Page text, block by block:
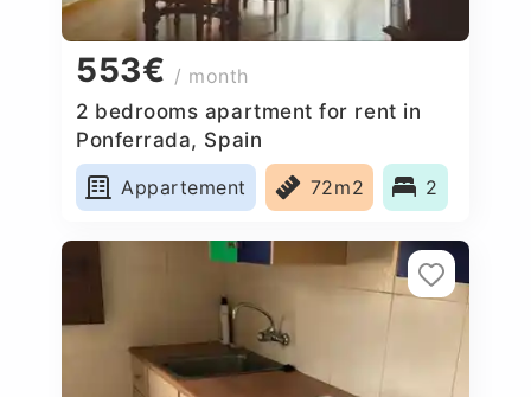
553€ / month
2 bedrooms apartment for rent in
Ponferrada, Spain
Appartement
72m2 2